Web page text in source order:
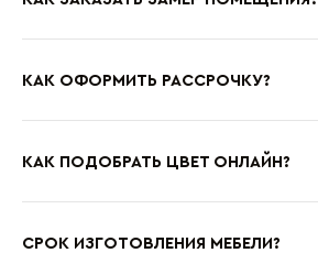
КАК ОФОРМИТЬ РАССРОЧКУ?
КАК ПОДОБРАТЬ ЦВЕТ ОНЛАЙН?
СРОК ИЗГОТОВЛЕНИЯ МЕБЕЛИ?